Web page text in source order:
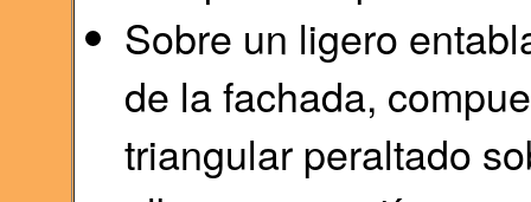
Sobre un ligero
de la fachada,
triangular peraltado